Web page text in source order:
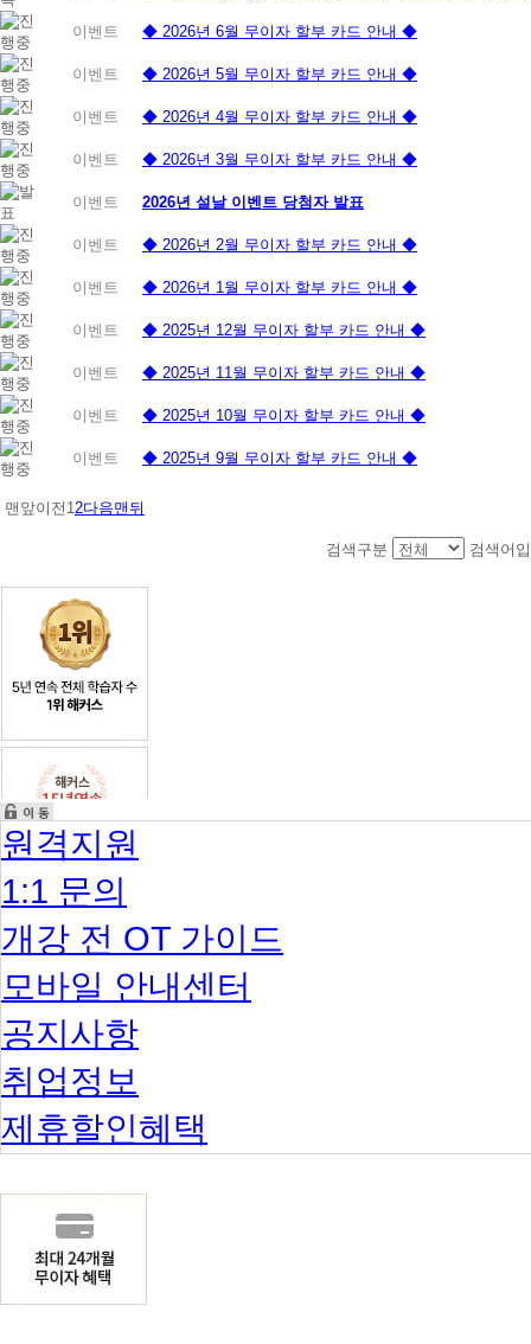
이벤트 ◆ 2026년 6월 무이자 할부 카드 안내 ◆
이벤트 ◆ 2026년 5월 무이자 할부 카드 안내 ◆
이벤트 ◆ 2026년 4월 무이자 할부 카드 안내 ◆
이벤트 ◆ 2026년 3월 무이자 할부 카드 안내 ◆
이벤트 2026년 설날 이벤트 당첨자 발표
이벤트 ◆ 2026년 2월 무이자 할부 카드 안내 ◆
이벤트 ◆ 2026년 1월 무이자 할부 카드 안내 ◆
이벤트 ◆ 2025년 12월 무이자 할부 카드 안내 ◆
이벤트 ◆ 2025년 11월 무이자 할부 카드 안내 ◆
이벤트 ◆ 2025년 10월 무이자 할부 카드 안내 ◆
이벤트 ◆ 2025년 9월 무이자 할부 카드 안내 ◆
맨앞이전 1 2다음맨뒤
검색구분 검색어
원격지원
1:1 문의
개강 전 OT 가이드
모바일 안내센터
공지사항
취업정보
제휴할인혜택